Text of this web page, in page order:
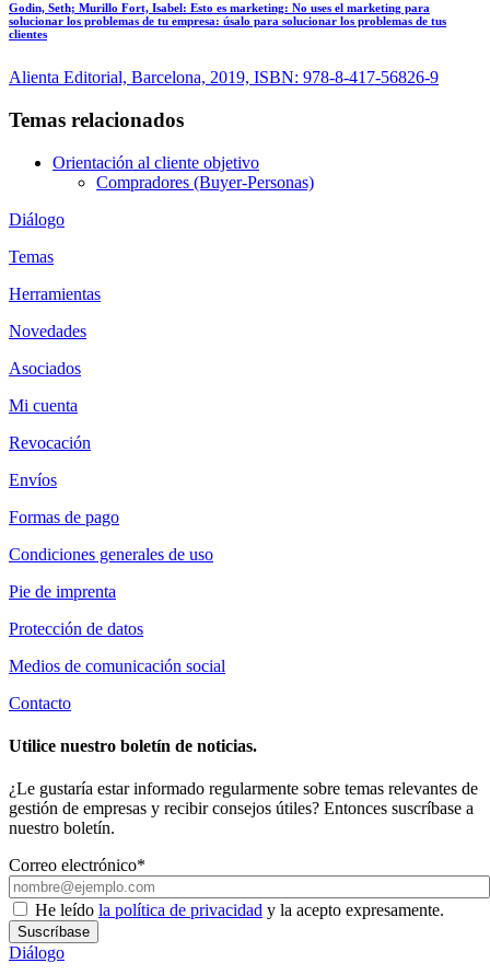
Godin, Seth; Murillo Fort, Isabel: Esto es marketing: No uses el marketing para
solucionar los problemas de tu empresa: úsalo para solucionar los problemas de tus
clientes
Alienta Editorial, Barcelona, 2019, ISBN: 978-8-417-56826-9
Temas relacionados
Orientación al cliente objetivo
Compradores (Buyer-Personas)
Diálogo
Temas
Herramientas
Novedades
Asociados
Mi cuenta
Revocación
Envíos
Formas de pago
Condiciones generales de uso
Pie de imprenta
Protección de datos
Medios de comunicación social
Contacto
Utilice nuestro boletín de noticias.
¿Le gustaría estar informado regularmente sobre temas relevantes de
gestión de empresas y recibir consejos útiles? Entonces suscríbase a
nuestro boletín.
Correo electrónico*
He leído la política de privacidad y la acepto expresamente.
Suscríbase
Diálogo